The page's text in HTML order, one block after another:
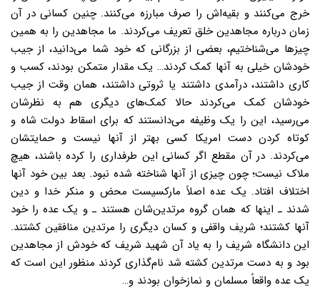
خرج مى‌کنند و بقیه‌اش را صرف مبارزه مى‌کنند. چنین کسانى در آن
زمان درباره مجاهدین‌ خلق تعریف می‌کردند. ما مجاهدین را به همین
چیزها مى‌شناختیم، بعضى از بزرگانى که خود شما مى‌دانید، از جیب
خودشان خیلى به آنها کمک کردند… یک مقدار متمکن بودند، کسب و
کارى داشتند، درآمدى داشتند یا ثروتى داشتند، همان وقت از جیب
خودشان کمک مى‌کردند حالا کمک‌هاى دیگرى هم به نظرشان
مى‌رسید، این را یک وظیفه مى‌دانستند که براى اسقاط دولت شاه و
کوتاه کردن دست امریکا کسى بهتر از آنها نیست و حمایتشان
مى‌کردند. در آن مقطع اگر کسانى این طرفدارى را کرده باشند، هیچ
ملاک نیست؛ چون چیزى از آنها شناخته شده نبود. بعد بین خود آنها
اختلاف افتاد. یک عده‌ اصلاً مارکسیست محض و منکر خدا و دین
شدند ـ اینها که همان گروه مرتدین‌شان هستند ـ و یک عده را خود
آنها کشتند؛ شریف واقفى و کسان دیگرى را مرتدین منافقین کشتند.
این دانشگاه شریف را به یاد آن شهید شریف که خودش از مجاهدین
بود و به دست مرتدین کشته شد نام‌گذارى کردند منظور این است که
یک عده واقعاً مسلمان و نمازخوان بودند و…